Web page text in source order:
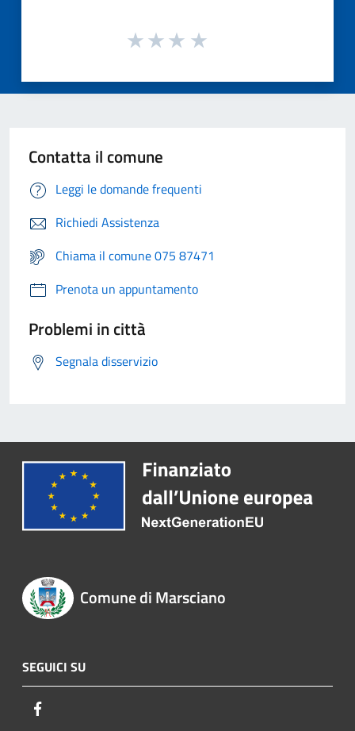
Contatta il comune
Leggi le domande frequenti
Richiedi Assistenza
Chiama il comune 075 87471
Prenota un appuntamento
Problemi in città
Segnala disservizio
Comune di Marsciano
SEGUICI SU